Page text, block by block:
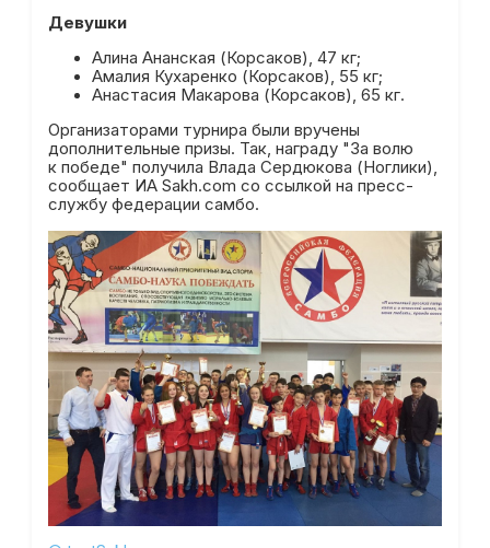
Девушки
Алина Ананская (Корсаков), 47 кг;
Амалия Кухаренко (Корсаков), 55 кг;
Анастасия Макарова (Корсаков), 65 кг.
Организаторами турнира были вручены
дополнительные призы. Так, награду "За волю
к победе" получила Влада Сердюкова (Ноглики),
сообщает ИА Sakh.com со ссылкой на пресс-
службу федерации самбо.